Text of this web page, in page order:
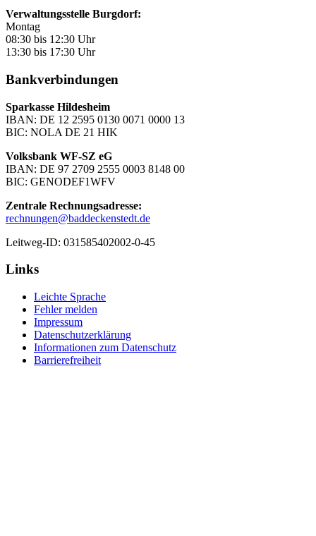
Verwaltungsstelle Burgdorf:
Montag
08:30 bis 12:30 Uhr
13:30 bis 17:30 Uhr
Bankverbindungen
Sparkasse Hildesheim
IBAN: DE 12 2595 0130 0071 0000 13
BIC: NOLA DE 21 HIK
Volksbank WF-SZ eG
IBAN: DE 97 2709 2555 0003 8148 00
BIC: GENODEF1WFV
Zentrale Rechnungsadresse:
rechnungen@baddeckenstedt.de
Leitweg-ID: 031585402002-0-45
Links
Leichte Sprache
Fehler melden
Impressum
Datenschutzerklärung
Informationen zum Datenschutz
Barrierefreiheit